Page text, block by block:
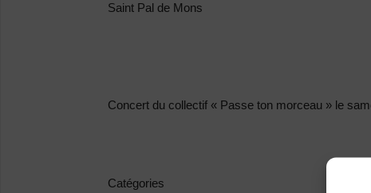
Saint Pal de Mons
Concert du collectif « Passe ton morceau » le
Catégories